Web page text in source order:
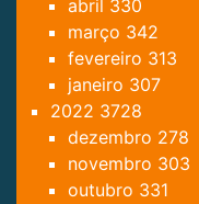
abril 330
março 342
fevereiro 313
janeiro 307
2022 3728
dezembro 278
novembro 303
outubro 331